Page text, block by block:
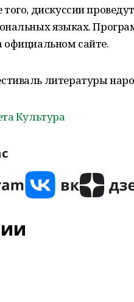
дискуссии
языках.
официальном сайте.
литературы
Культура